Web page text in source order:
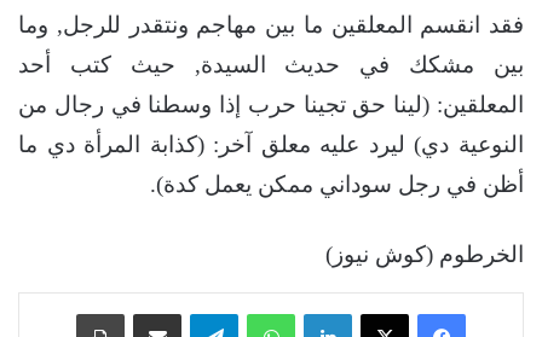
فقد انقسم المعلقين ما بين مهاجم ونتقدر للرجل, وما
بين مشكك في حديث السيدة, حيث كتب أحد
المعلقين: (لينا حق تجينا حرب إذا وسطنا في رجال من
النوعية دي) ليرد عليه معلق آخر: (كذابة المرأة دي ما
أظن في رجل سوداني ممكن يعمل كدة).
الخرطوم (كوش نيوز)
فيسبوك ‫X لينكدإن واتساب تيلقرام